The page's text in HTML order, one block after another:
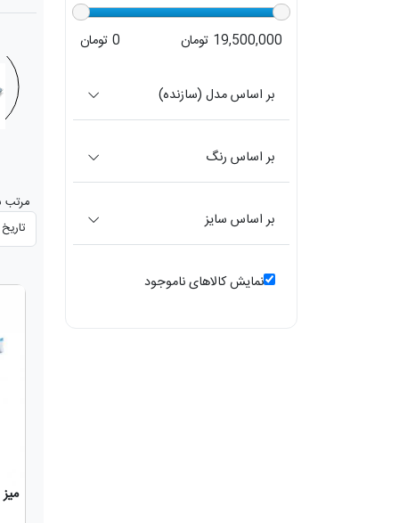
19,500,000 تومان 0 تومان
بر اساس مدل (سازنده)
بر اساس رنگ
بر اساس سایز
نمایش کالاهای ناموجود
مرتب